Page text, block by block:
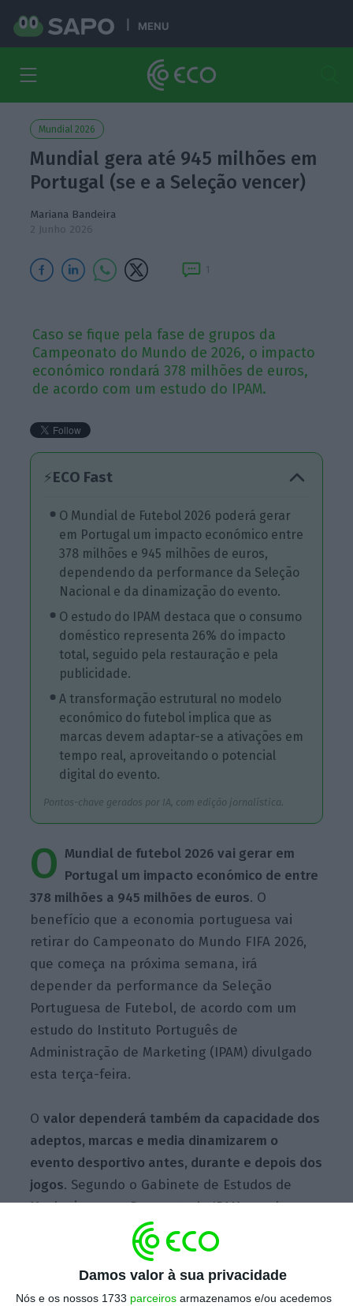
Damos valor à sua privacidade
Nós e os nossos 1733 parceiros armazenamos e/ou acedemos
MENU
Mundial 2026
Mundial gera até 945 milhões em
Portugal (se e a Seleção vencer)
Mariana Bandeira
2 Junho 2026
1
Caso se fique pela fase de grupos da
Campeonato do Mundo de 2026, o impacto
económico rondará 378 milhões de euros,
de acordo com um estudo do IPAM.
⚡ECO Fast
O Mundial de Futebol 2026 poderá gerar
em Portugal um impacto económico entre
378 milhões e 945 milhões de euros,
dependendo da performance da Seleção
Nacional e da dinamização do evento.
O estudo do IPAM destaca que o consumo
doméstico representa 26% do impacto
total, seguido pela restauração e pela
publicidade.
A transformação estrutural no modelo
económico do futebol implica que as
marcas devem adaptar-se a ativações em
tempo real, aproveitando o potencial
digital do evento.
Pontos-chave gerados por IA, com edição jornalística.
O Mundial de futebol 2026 vai gerar em
Portugal um impacto económico de entre
378 milhões a 945 milhões de euros. O
benefício que a economia portuguesa vai
retirar do Campeonato do Mundo FIFA 2026,
que começa na próxima semana, irá
depender da performance da Seleção
Portuguesa de Futebol, de acordo com um
estudo do Instituto Português de
Administração de Marketing (IPAM) divulgado
esta terça-feira.
Ovalor dependerá também da capacidade dos
adeptos, marcas e media dinamizarem o
evento desportivo antes, durante e depois dos
jogos. Segundo o Gabinete de Estudos de
Marketing para Desporto do IPAM, resulta
essencialmente de quatro fatores: aumento
poder de compra, organização da
competição emmercados de elevada
capacidade económica(Estados Unidos,